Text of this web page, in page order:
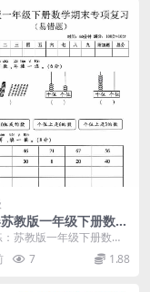
教版一年级下册数学
复习易错题同步通关
苏教版一年级下册数学
习易错题深度解析 大家
科星。随...
7 1.88